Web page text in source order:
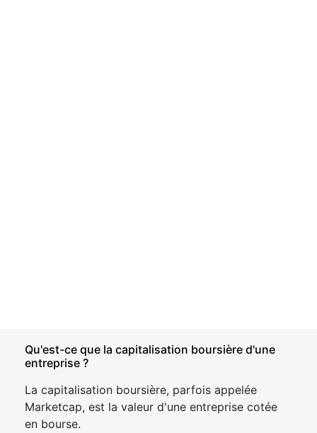
Qu'est-ce que la capitalisation boursière d'une
entreprise ?
La capitalisation boursière, parfois appelée
Marketcap, est la valeur d'une entreprise cotée
en bourse.